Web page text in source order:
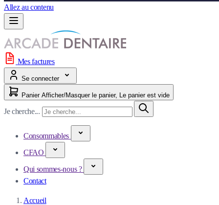
Allez au contenu
Mes factures
Se connecter
Panier Afficher/Masquer le panier, Le panier est vide
Je cherche...
Consommables
CFAO
Qui sommes-nous ?
Contact
Accueil